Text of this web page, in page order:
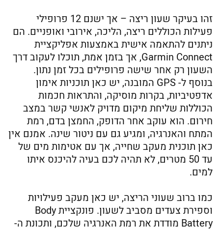
זהו בעיקר שעון ריצה – אך ישנם 12 פרופילי
פעילות הכוללים ריצה, הליכה, אירובי ואופניים. הם
ניתנים להתאמה אישית באמצעות אפליקציית
Garmin Connect, אך בזמן אמת, תוכלו לעקוב דרך
השעון רק אחר שישה פרופילים בכל זמן נתון.
בנוסף ל- GPS המובנה, יש כאן תוכניות אימון
אדפטיביות, בקרות מוסיקה, והתראות חכמות
הכוללות שליחת מיקום מדויק לאנשי קשר במצב
חירום. הוא עוקב אחר הדופק, החמצן בדם, רמת
המתח והאנרגיה, ומגיע גם עם ניטור שינה. אמנם אין
כאן תוכנית מעקב שחייה, אך עם אטימות מים של
עד 50 מטרים, לא תהיה לכם בעיה להיכנס איתו
למים.
כמו ברוב שעוני הריצה, יש כאן מעקב פעילויות
וספירת צעדים מסביב לשעון. פונקציית Body
Battery מודדת את רמת האנרגיה שלכם, ותכונת ה-